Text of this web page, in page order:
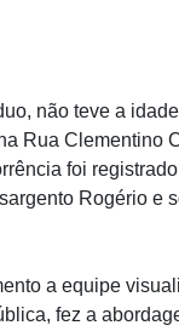
não teve a
Rua Clementino
foi
Rogério e
a equipe
fez a